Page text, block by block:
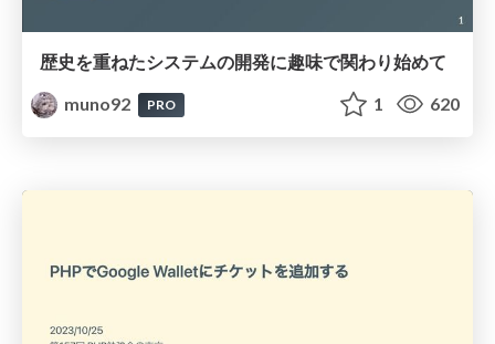
歴史を重ねたシステムの開発に趣味で関わり始めて
muno92
PRO 1 620